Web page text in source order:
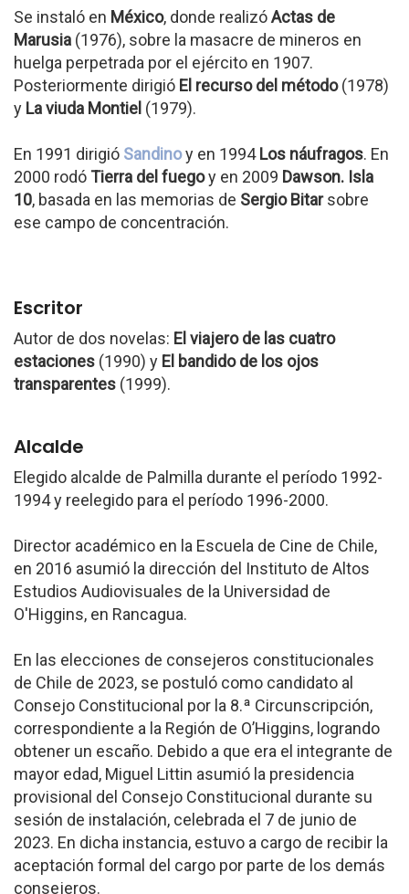
Se instaló en México, donde realizóActas de
Marusia (1976), sobre la masacre de mineros en
huelga perpetrada por el ejército en 1907.
Posteriormente dirigió El recurso del método(1978)
y La viuda Montiel (1979).
En 1991 dirigió Sandinoy en 1994Los náufragos. En
2000 rodó Tierra del fuegoy en 2009 Dawson. Isla
10, basada en las memorias de Sergio Bitarsobre
ese campo de concentración.
Escritor
Autor de dos novelas: El viajero de las cuatro
estaciones (1990) y El bandido de los ojos
transparentes (1999).
Alcalde
Elegido alcalde de Palmilla durante el período 1992-
1994 y reelegido para el período 1996-2000.
Director académico en la Escuela de Cine de Chile,
en 2016 asumió la dirección del Instituto de Altos
Estudios Audiovisuales de la Universidad de
O'Higgins, en Rancagua.
En las elecciones de consejeros constitucionales
de Chile de 2023, se postuló como candidato al
Consejo Constitucional por la 8.ª Circunscripción,
correspondiente a la Región de O’Higgins, logrando
obtener un escaño. Debido a que era el integrante de
mayor edad, Miguel Littin asumió la presidencia
provisional del Consejo Constitucional durante su
sesión de instalación, celebrada el 7 de junio de
2023. En dicha instancia, estuvo a cargo de recibir la
aceptación formal del cargo por parte de los demás
consejeros.